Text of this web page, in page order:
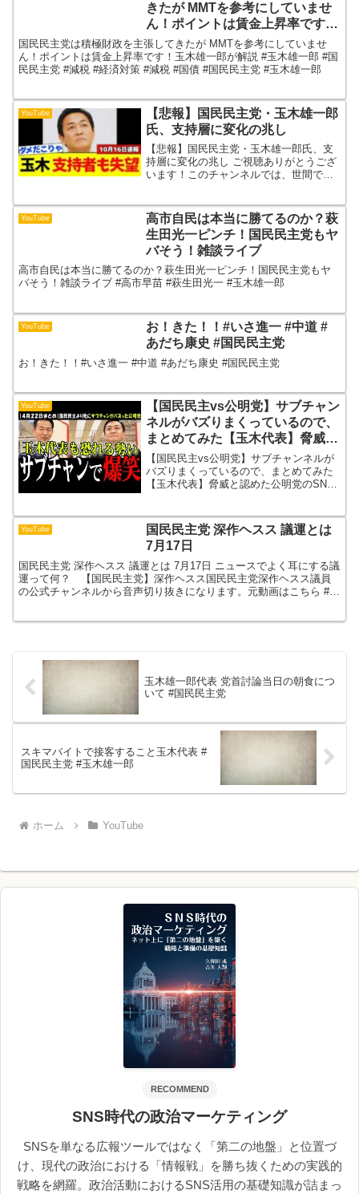
きたが MMTを参考にしていませ
ん！ポイントは賃金上昇率です！
玉木雄一郎が解説
国民民主党は積極財政を主張してきたが MMTを参考にしていませ
ん！ポイントは賃金上昇率です！玉木雄一郎が解説 #玉木雄一郎 #国
民民主党 #減税 #経済対策 #減税 #国債 #国民民主党 #玉木雄一郎
YouTube
【悲報】国民民主党・玉木雄一郎
氏、支持層に変化の兆し
【悲報】国民民主党・玉木雄一郎氏、支
持層に変化の兆し ご視聴ありがとうござ
います！このチャンネルでは、世間で話
なさんと日本の政治について意見を共有
したいので、ぜひ動画へ...
YouTube
高市自民は本当に勝てるのか？萩
生田光一ピンチ！国民民主党もヤ
バそう！雑談ライブ
高市自民は本当に勝てるのか？萩生田光一ピンチ！国民民主党もヤ
バそう！雑談ライブ #高市早苗 #萩生田光一 #玉木雄一郎
YouTube
お！きた！！#いさ進一 #中道 #
あだち康史 #国民民主党
お！きた！！#いさ進一 #中道 #あだち康史 #国民民主党
YouTube
【国民民主vs公明党】サブチャン
ネルがバズりまくっているので、
まとめてみた【玉木代表】脅威と
認めた公明党のSNS戦略、ガチで
攻めた内容が国民の心を掴む【切
り抜き】
【国民民主vs公明党】サブチャンネルが
バズりまくっているので、まとめてみた
【玉木代表】脅威と認めた公明党のSNS
藤元彦国民民主党、公明党の動画の見ど
ころを中心に...
YouTube
国民民主党 深作ヘスス 議運とは
7月17日
国民民主党 深作ヘスス 議運とは 7月17日 ニュースでよく耳にする議
運って何？ 【国民民主党】深作ヘスス国民民主党深作ヘスス議員
の公式チャンネルから音声切り抜きになります。元動画はこちら #深
玉木雄一郎代表 党首討論当日の朝食につ
いて #国民民主党
スキマバイトで接客すること玉木代表 #
国民民主党 #玉木雄一郎
ホーム YouTube
RECOMMEND
SNS時代の政治マーケティング
SNSを単なる広報ツールではなく「第二の地盤」と位置づ
け、現代の政治における「情報戦」を勝ち抜くための実践的
戦略を網羅。政治活動におけるSNS活用の基礎知識が詰まっ